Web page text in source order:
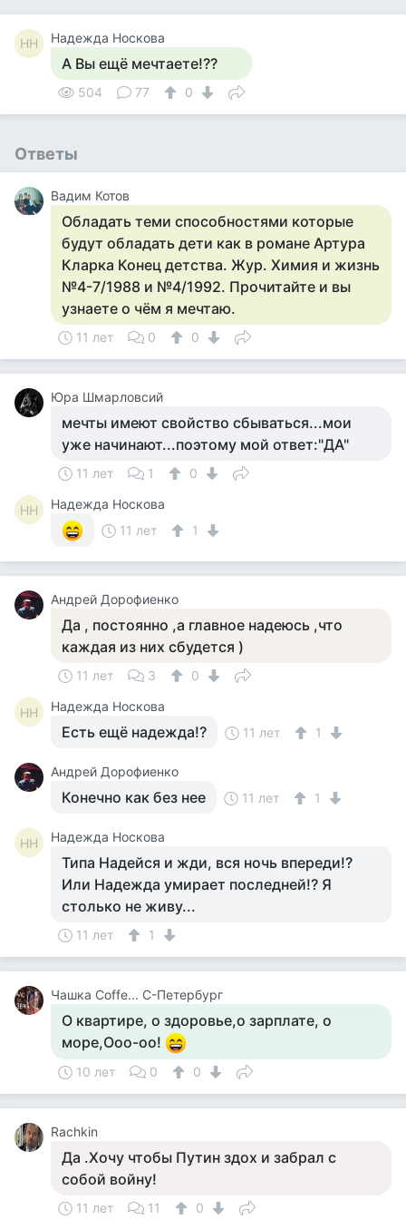
НН Надежда Носкова
А Вы ещё мечтаете!??
504 77 0
Ответы
Вадим Котов
Обладать теми способностями которые
будут обладать дети как в романе Артура
Кларка Конец детства. Жур. Химия и жизнь
№4-7/1988 и №4/1992. Прочитайте и вы
узнаете о чём я мечтаю.
11 лет 0 0
Юра Шмарловсий
мечты имеют свойство сбываться...мои
уже начинают...поэтому мой ответ:"ДА"
11 лет 1 0
НН
Надежда Носкова
11 лет
1
Андрей Дорофиенко
Да , постоянно ,а главное надеюсь ,что
каждая из них сбудется )
11 лет 3 0
НН Надежда Носкова
Есть ещё надежда!? 11 лет 1
Андрей Дорофиенко
Конечно как без нее 11 лет 1
НН Надежда Носкова
Типа Надейся и жди, вся ночь впереди!?
Или Надежда умирает последней!? Я
столько не живу...
11 лет 1
Чашка Cоffe... С-Петербург
О квартире, о здоровье,о зарплате, о
море,Ооо-оо!
10 лет 0 0
Rachkin
Да .Хочу чтобы Путин здох и забрал с
собой войну!
11 лет 11
0